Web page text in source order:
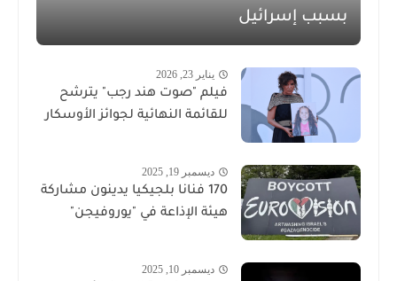
بسبب إسرائيل
يناير 23, 2026
فيلم "صوت هند رجب" يترشح
للقائمة النهائية لجوائز الأوسكار
ديسمبر 19, 2025
170 فنانا بلجيكيا يدينون مشاركة
هيئة الإذاعة في "يوروفيجن"
ديسمبر 10, 2025